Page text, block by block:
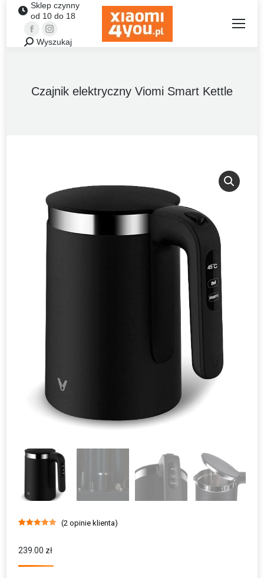
Sklep czynny
od 10 do 18
FacebookInstagram
Szukaj:Wyszukaj
Czajnik elektryczny Viomi Smart Kettle
239.00 zł
podstawie
ocen
(2 opinie klienta)